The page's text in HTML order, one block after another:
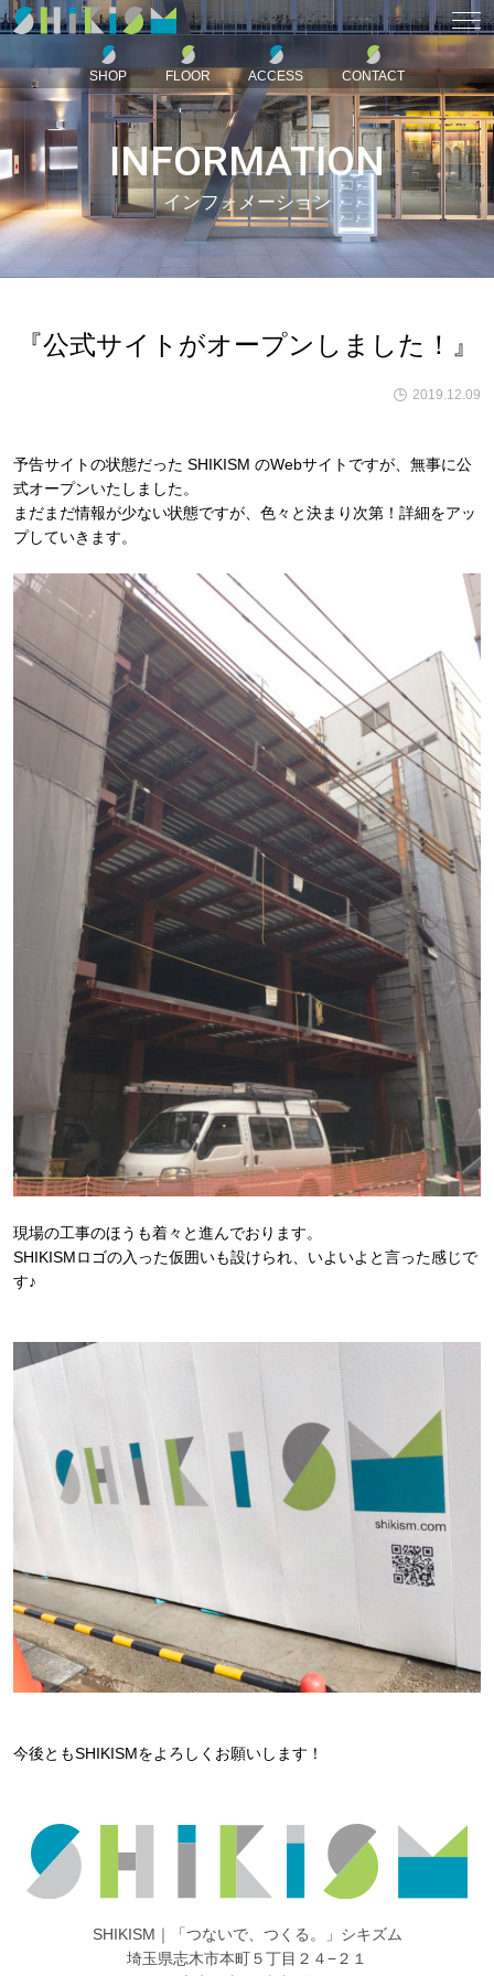
SHOP FLOOR ACCESS CONTACT
INFORMATION
インフォメーション
『公式サイトがオープンしました！』
2019.12.09
予告サイトの状態だった SHIKISM のWebサイトですが、無事に公
式オープンいたしました。
まだまだ情報が少ない状態ですが、色々と決まり次第！詳細をアッ
プしていきます。
現場の工事のほうも着々と進んでおります。
SHIKISMロゴの入った仮囲いも設けられ、いよいよと言った感じで
す♪
今後ともSHIKISMをよろしくお願いします！
SHIKISM｜「つないで、つくる。」シキズム
埼玉県志木市本町５丁目２４−２１